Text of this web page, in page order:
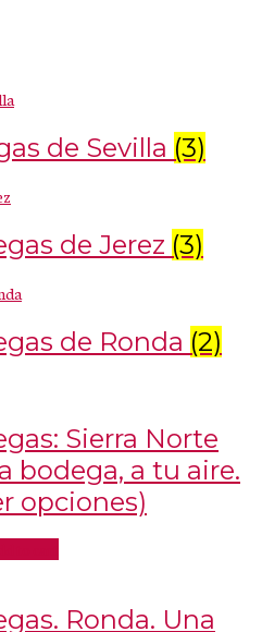
de Sevilla (3)
de Jerez (3)
de Ronda (2)
Sierra Norte
bodega, a tu aire.
opciones)
Ronda. Una